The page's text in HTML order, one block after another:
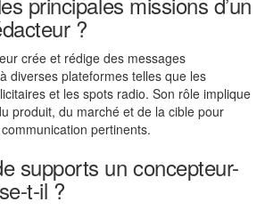
?
crée et rédige des messages
diverses plateformes telles que les
et les spots radio. Son rôle implique
produit, du marché et de la cible pour
pertinents.
supports un concepteur-
t-il ?